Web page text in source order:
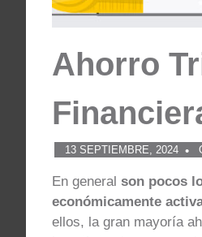
Ahorro
13 SEPTIEMBRE, 2024
En general son pocos
económicamente
ellos, la gran mayoría